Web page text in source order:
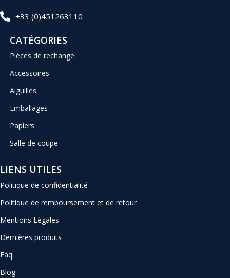
+33 (0)451263110
CATÉGORIES
Piéces de rechange
Accessoires
Aiguilles
Emballages
Papiers
Salle de coupe
LIENS UTILES
Politique de confidentialité
Politique de remboursement et de retour
Mentions Légales
Dernières produits
Faq
Blog